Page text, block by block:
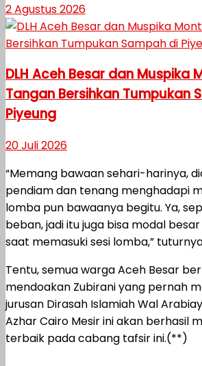
2 Agustus 2026
DLH Aceh Besar dan Muspika
Tangan Bersihkan Tumpukan
Piyeung
20 Juli 2026
“Memang bawaan sehari-harinya,
pendiam dan tenang menghadapi
lomba pun bawaanya begitu. Ya,
beban, jadi itu juga bisa modal
saat memasuki sesi lomba,”
Tentu, semua warga Aceh Besar
mendoakan Zubirani yang pernah
jurusan Dirasah Islamiah Wal
Azhar Cairo Mesir ini akan berhasil
terbaik pada cabang tafsir ini.(**)